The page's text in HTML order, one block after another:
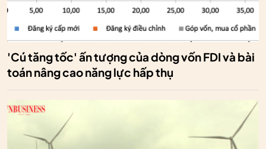
'Cú tăng tốc' ấn tượng của dòng vốn FDI và bài
toán nâng cao năng lực hấp thụ